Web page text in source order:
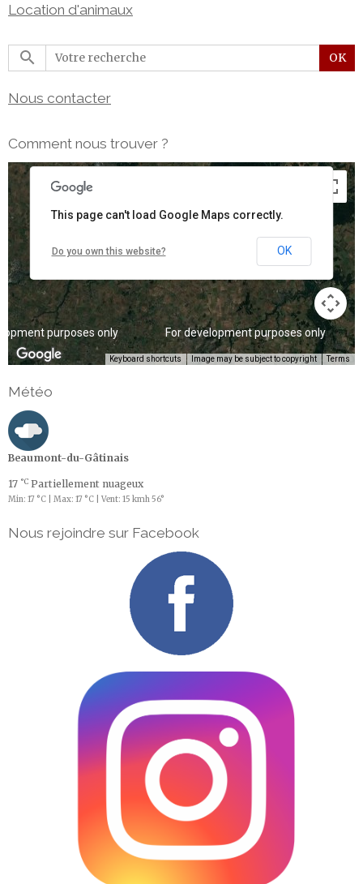
Location d'animaux
OK
Nous contacter
Comment nous trouver ?
For development purposes only
purposes only
Keyboard shortcuts Image may be subject to copyright Terms
This page can't load Google Maps correctly.
Do you own this website? OK
Météo
Beaumont-du-Gâtinais
17 °C Partiellement nuageux
Min: 17 °C | Max: 17 °C | Vent: 15 kmh 56°
Nous rejoindre sur Facebook